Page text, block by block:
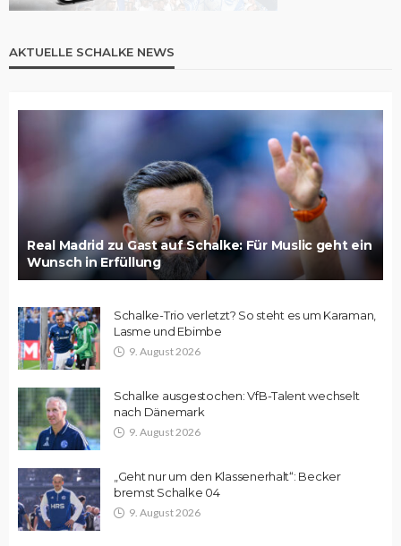
AKTUELLE SCHALKE NEWS
Real Madrid zu Gast auf Schalke: Für Muslic geht ein
Wunsch in Erfüllung
Schalke-Trio verletzt? So steht es um Karaman,
Lasme und Ebimbe
9. August 2026
Schalke ausgestochen: VfB-Talent wechselt
nach Dänemark
9. August 2026
„Geht nur um den Klassenerhalt“: Becker
bremst Schalke 04
9. August 2026